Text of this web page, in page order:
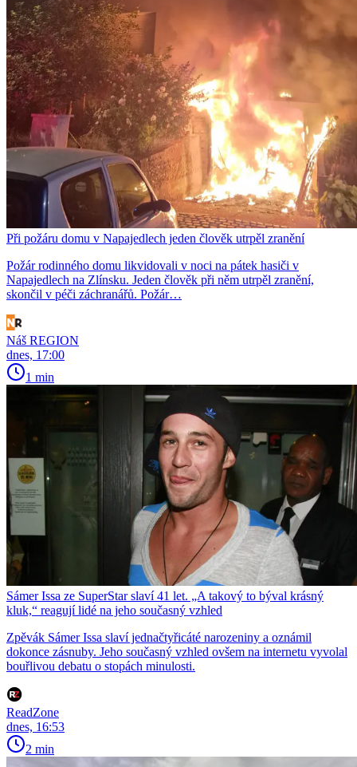
Při požáru domu v Napajedlech jeden člověk utrpěl zranění
Požár rodinného domu likvidovali v noci na pátek hasiči v
Napajedlech na Zlínsku. Jeden člověk při něm utrpěl zranění,
skončil v péči záchranářů. Požár…
Náš REGION
dnes, 17:00
1 min
Sámer Issa ze SuperStar slaví 41 let. „A takový to býval krásný
kluk,“ reagují lidé na jeho současný vzhled
Zpěvák Sámer Issa slaví jednačtyřicáté narozeniny a oznámil
dokonce zásnuby. Jeho současný vzhled ovšem na internetu vyvolal
bouřlivou debatu o stopách minulosti.
ReadZone
dnes, 16:53
2 min